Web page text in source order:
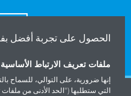
الحصول على تجربة أفضل
ملفات تعريف الارتباط الأساسية
إنها ضرورية، على التوالي، للسماح
التي ستطلبها ("الحد الأدنى من ملفات